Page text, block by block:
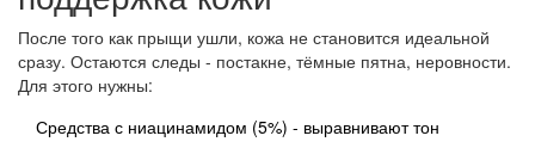
После того как прыщи ушли, кожа не становится идеальной
сразу. Остаются следы - постакне, тёмные пятна, неровности.
Для этого нужны:
Средства с ниацинамидом (5%) - выравнивают тон